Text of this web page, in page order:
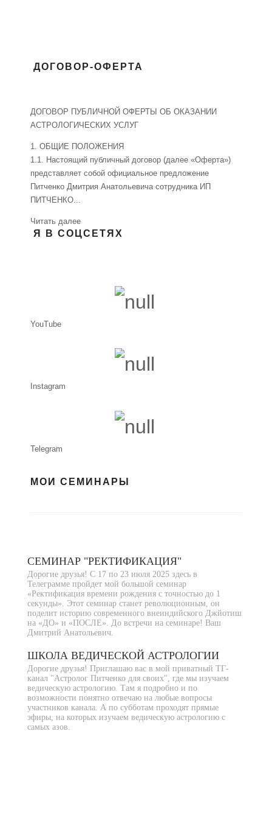
ДОГОВОР-ОФЕРТА
ДОГОВОР ПУБЛИЧНОЙ ОФЕРТЫ ОБ ОКАЗАНИИ
АСТРОЛОГИЧЕСКИХ УСЛУГ
1. ОБЩИЕ ПОЛОЖЕНИЯ
1.1. Настоящий публичный договор (далее «Оферта»)
представляет собой официальное предложение
Питченко Дмитрия Анатольевича сотрудника ИП
ПИТЧЕНКО...
Читать далее
Я В СОЦСЕТЯХ
YouTube
Instagram
Telegram
МОИ СЕМИНАРЫ
СЕМИНАР "РЕКТИФИКАЦИЯ"
Дорогие друзья! С 17 по 23 июля 2025 здесь в
Телеграмме пройдет мой большой семинар
«Ректификация времени рождения с точностью до 1
секунды». Этот семинар станет революционным, он
поделит историю современного внеиндийского Джйотиш
на «ДО» и «ПОСЛЕ». До встречи на семинаре! Ваш
Дмитрий Анатольевич.
ШКОЛА ВЕДИЧЕСКОЙ АСТРОЛОГИИ
Дорогие друзья! Приглашаю вас в мой приватный ТГ-
канал "Астролог Питченко для своих", где мы изучаем
ведическую астрологию. Там я подробно и по
возможности понятно отвечаю на любые вопросы
участников канала. А по субботам проходят прямые
эфиры, на которых изучаем ведическую астрологию с
самых азов.